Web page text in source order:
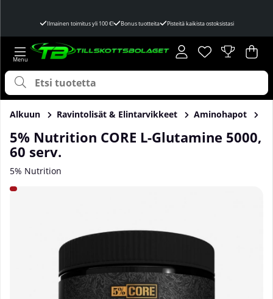
Ilmainen toimitus yli 100 €! Bonus tuotteita Pisteitä kaikista ostoksistasi
Toivelista
Lukumäärä
. .
Alkuun Ravintolisät & Elintarvikkeet Aminohapot
5% Nutrition CORE L-Glutamine 5000,
60 serv.
5% Nutrition
Tuotekuvat 5% Nutrition CORE L-Glutamine 5000, 60 serv.